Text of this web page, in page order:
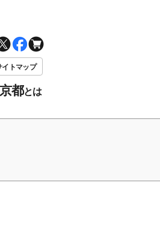
イトマップ
都とは